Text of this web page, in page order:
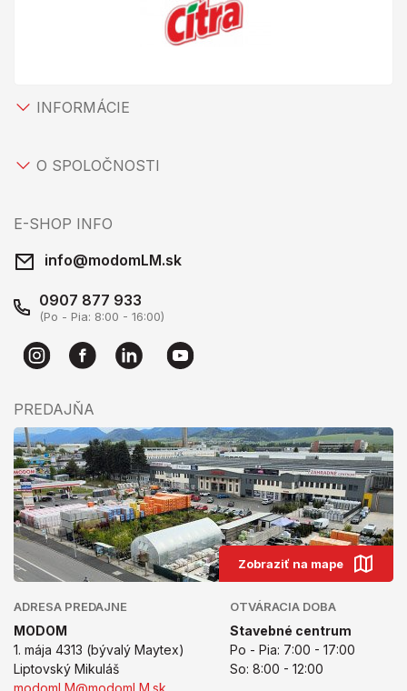
INFORMÁCIE
O SPOLOČNOSTI
E-SHOP INFO
info@modomLM.sk
0907 877 933
(Po - Pia: 8:00 - 16:00)
PREDAJŇA
Zobraziť na mape
ADRESA PREDAJNE
MODOM
1. mája 4313 (bývalý Maytex)
Liptovský Mikuláš
modomLM@modomLM.sk
OTVÁRACIA DOBA
Stavebné centrum
Po - Pia: 7:00 - 17:00
So: 8:00 - 12:00